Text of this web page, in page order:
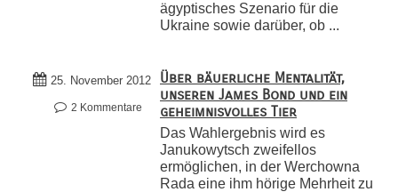
ägyptisches Szenario für die
Ukraine sowie darüber, ob ...
25. November 2012
2 Kommentare
Über bäuerliche Mentalität,
unseren James Bond und ein
geheimnisvolles Tier
Das Wahlergebnis wird es
Janukowytsch zweifellos
ermöglichen, in der Werchowna
Rada eine ihm hörige Mehrheit zu